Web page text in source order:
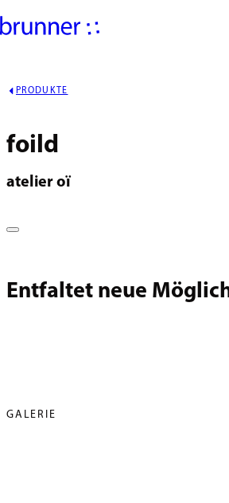
PRODUKTE
foild
atelier oï
Entfaltet neue
GALERIE